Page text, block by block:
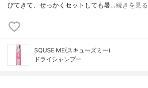
びてきて、せっかくセットしても暑…続きを見る
SQUSE ME(スキューズミー)
ドライシャンプー